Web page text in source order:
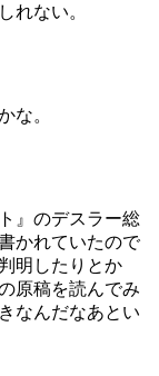
れない。
な。
』のデスラー総
かれていたので
明したりとか
原稿を読んでみ
なんだなあとい